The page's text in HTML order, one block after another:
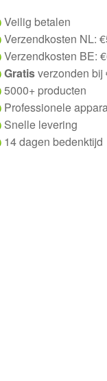
Veilig betalen
Verzendkosten NL:
Verzendkosten BE:
Gratisverzonden bij
5000+ producten
Professionele
Snelle levering
14 dagen bedenktijd